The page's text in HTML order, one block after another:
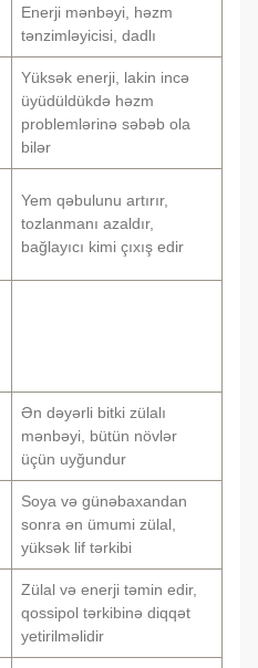
Enerji mənbəyi, həzm
tənzimləyicisi, dadlı
Yüksək enerji, lakin incə
üyüdüldükdə həzm
problemlərinə səbəb ola
bilər
Yem qəbulunu artırır,
tozlanmanı azaldır,
bağlayıcı kimi çıxış edir
Ən dəyərli bitki zülalı
mənbəyi, bütün növlər
üçün uyğundur
Soya və günəbaxandan
sonra ən ümumi zülal,
yüksək lif tərkibi
Zülal və enerji təmin edir,
qossipol tərkibinə diqqət
yetirilməlidir